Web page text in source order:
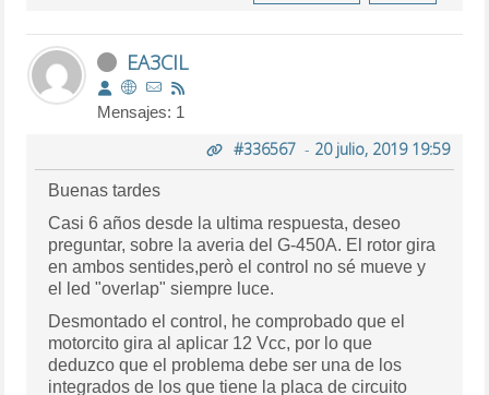
EA3CIL
Mensajes: 1
#336567- 20 julio, 2019 19:59
Buenas tardes
Casi 6 años desde la ultima respuesta, deseo
preguntar, sobre la averia del G-450A. El rotor gira
en ambos sentides,però el control no sé mueve y
el led "overlap" siempre luce.
Desmontado el control, he comprobado que el
motorcito gira al aplicar 12 Vcc, por lo que
deduzco que el problema debe ser una de los
integrados de los que tiene la placa de circuito